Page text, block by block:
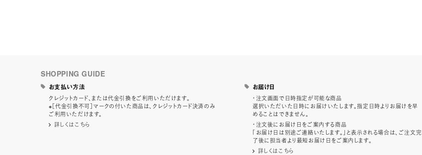
SHOPPING GUIDE
お支払い方法
クレジットカード、または代金引換をご利用いただけます。
※［代金引換不可］マークの付いた商品は、クレジットカード決済のみ
ご利用いただけます。
詳しくはこちら
お届け日
・注文画面で日時指定が可能な商品
選択いただいた日時にお届けいたします。指定日時よりお届けを早
めることはできません。
・注文後にお届け日をご案内する商品
「お届け日は別途ご連絡いたします。」と表示される場合は、ご注文完
了後に担当者より最短お届け日をご案内します。
詳しくはこちら